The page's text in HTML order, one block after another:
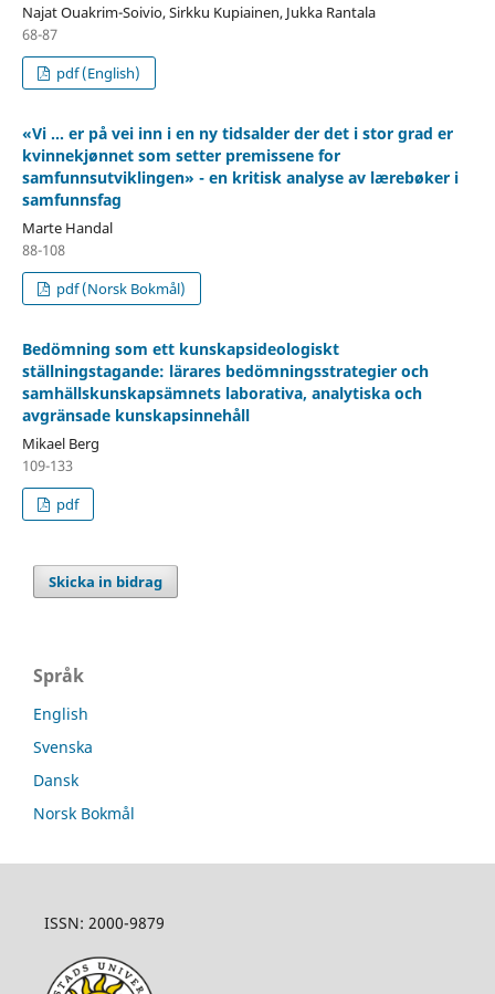
Najat Ouakrim-Soivio, Sirkku Kupiainen, Jukka Rantala
68-87
pdf (English)
«Vi … er på vei inn i en ny tidsalder der det i stor grad er
kvinnekjønnet som setter premissene for
samfunnsutviklingen» - en kritisk analyse av lærebøker i
samfunnsfag
Marte Handal
88-108
pdf (Norsk Bokmål)
Bedömning som ett kunskapsideologiskt
ställningstagande: lärares bedömningsstrategier och
samhällskunskapsämnets laborativa, analytiska och
avgränsade kunskapsinnehåll
Mikael Berg
109-133
pdf
Skicka in bidrag
Språk
English
Svenska
Dansk
Norsk Bokmål
ISSN: 2000-9879